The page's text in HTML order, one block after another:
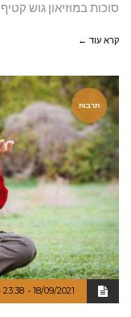
סוכות במוזיאון גוש קטיף
קרא עוד ←
תרבות
18/09/2021
23:38